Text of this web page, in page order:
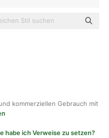
kommerziellen Gebrauch mit
habe ich Verweise zu setzen?